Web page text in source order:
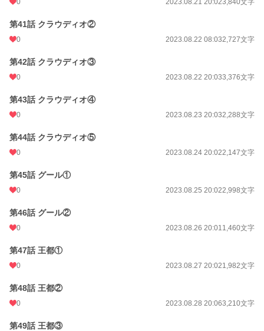
0 2023.08.21 20:023,840文字
第41話 クラウディオ②
0 2023.08.22 08:032,727文字
第42話 クラウディオ③
0 2023.08.22 20:033,376文字
第43話 クラウディオ④
0 2023.08.23 20:032,288文字
第44話 クラウディオ⑤
0 2023.08.24 20:022,147文字
第45話 グール①
0 2023.08.25 20:022,998文字
第46話 グール②
0 2023.08.26 20:011,460文字
第47話 王都①
0 2023.08.27 20:021,982文字
第48話 王都②
0 2023.08.28 20:063,210文字
第49話 王都③